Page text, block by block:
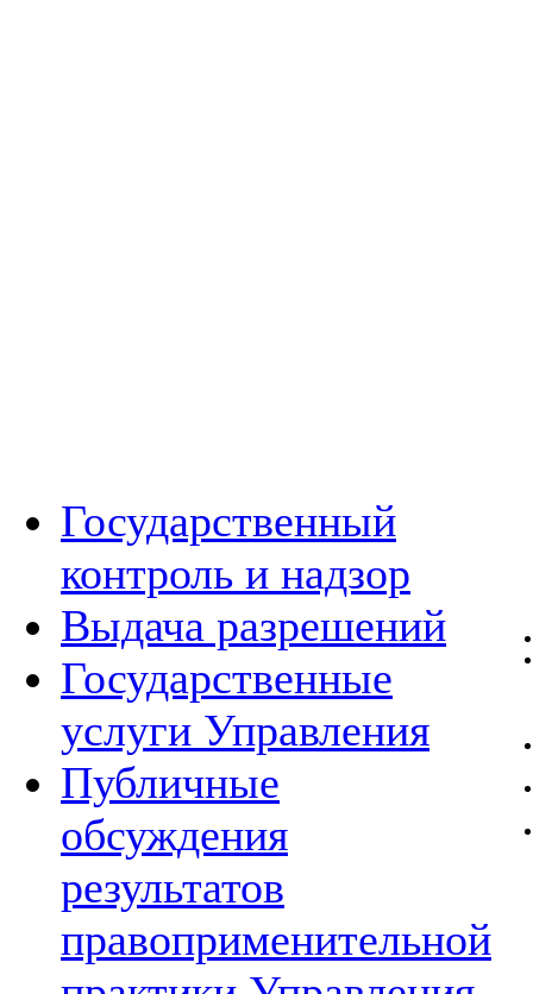
Государственный
контроль и надзор
Выдача разрешений
Государственные
услуги Управления
Публичные
обсуждения
результатов
правоприменительной